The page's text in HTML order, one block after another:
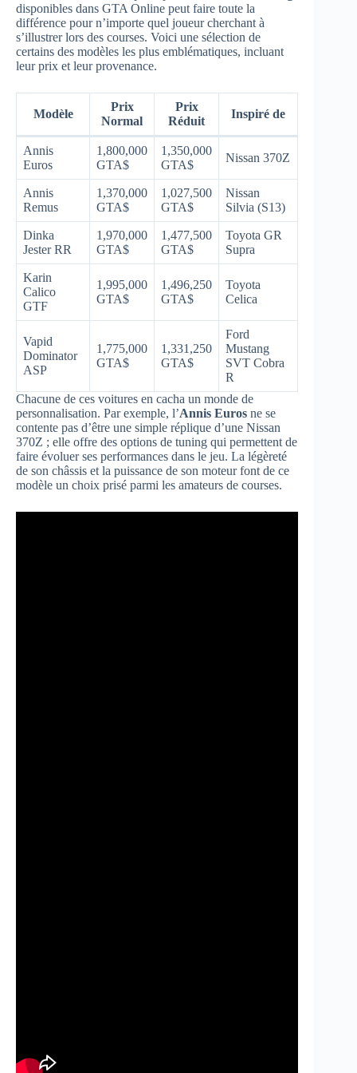
disponibles dans GTA Online peut faire toute la
différence pour n’importe quel joueur cherchant à
s’illustrer lors des courses. Voici une sélection de
certains des modèles les plus emblématiques, incluant
leur prix et leur provenance.
Modèle
Prix
Normal
Prix
Réduit
Inspiré de
Annis
Euros
1,800,000
GTA$
1,350,000
GTA$
Nissan 370Z
Annis
Remus
1,370,000
GTA$
1,027,500
GTA$
Nissan
Silvia (S13)
Dinka
Jester RR
1,970,000
GTA$
1,477,500
GTA$
Toyota GR
Supra
Karin
Calico
GTF
1,995,000
GTA$
1,496,250
GTA$
Toyota
Celica
Vapid
Dominator
ASP
1,775,000
GTA$
1,331,250
GTA$
Ford
Mustang
SVT Cobra
R
Chacune de ces voitures en cacha un monde de
personnalisation. Par exemple, l’Annis Euros ne se
contente pas d’être une simple réplique d’une Nissan
370Z ; elle offre des options de tuning qui permettent de
faire évoluer ses performances dans le jeu. La légèreté
de son châssis et la puissance de son moteur font de ce
modèle un choix prisé parmi les amateurs de courses.